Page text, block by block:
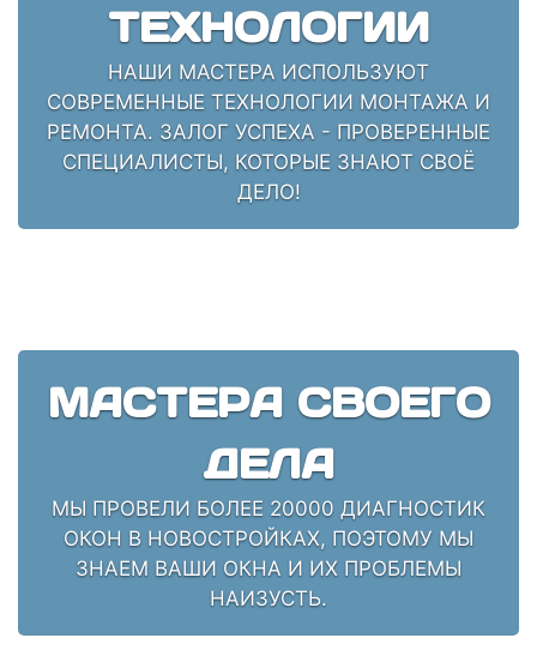
ТЕХНОЛОГИИ
НАШИ МАСТЕРА ИСПОЛЬЗУЮТ
СОВРЕМЕННЫЕ ТЕХНОЛОГИИ МОНТАЖА И
РЕМОНТА. ЗАЛОГ УСПЕХА - ПРОВЕРЕННЫЕ
СПЕЦИАЛИСТЫ, КОТОРЫЕ ЗНАЮТ СВОЁ
ДЕЛО!
МАСТЕРА СВОЕГО
ДЕЛА
МЫ ПРОВЕЛИ БОЛЕЕ 20000 ДИАГНОСТИК
ОКОН В НОВОСТРОЙКАХ, ПОЭТОМУ МЫ
ЗНАЕМ ВАШИ ОКНА И ИХ ПРОБЛЕМЫ
НАИЗУСТЬ.